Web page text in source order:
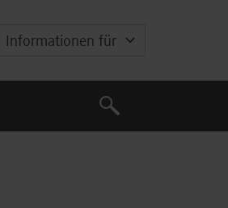
Informationen für
Suche
Suche